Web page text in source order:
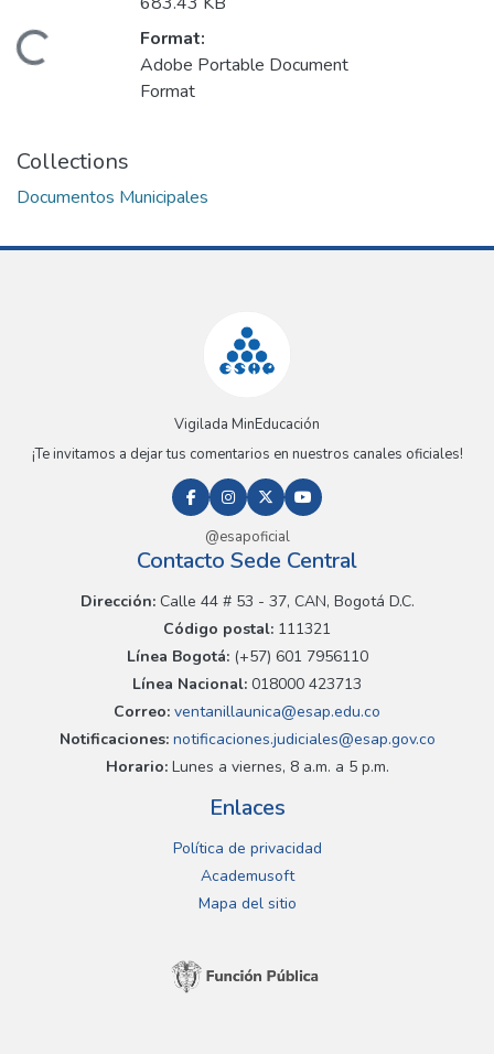
Loading...
Format:
Adobe Portable Document
Format
Collections
Documentos Municipales
Vigilada MinEducación
¡Te invitamos a dejar tus comentarios en nuestros canales oficiales!
@esapoficial
Contacto Sede Central
Dirección:Calle 44 # 53 - 37, CAN, Bogotá D.C.
Código postal: 111321
Línea Bogotá:(+57) 601 7956110
Línea Nacional: 018000 423713
Correo: ventanillaunica@esap.edu.co
Notificaciones:notificaciones.judiciales@esap.gov.co
Horario:Lunes a viernes, 8 a.m. a 5 p.m.
Enlaces
Política de privacidad
Academusoft
Mapa del sitio